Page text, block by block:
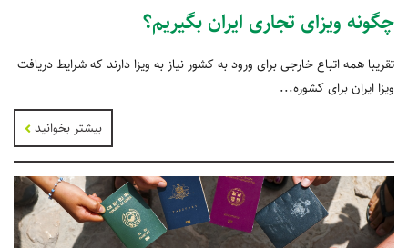
چگونه ویزای تجاری ایران بگیریم؟
تقریبا همه اتباع خارجی برای ورود به کشور نیاز به ویزا دارند که شرایط دریافت
ویزا ایران برای کشوره...
بیشتر بخوانید